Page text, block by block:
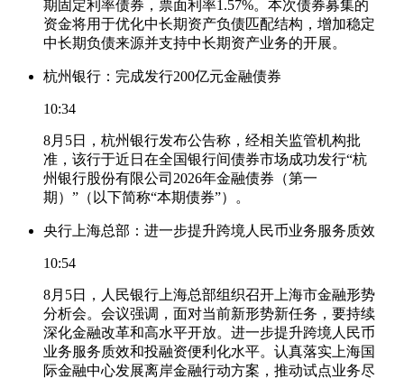
期固定利率债券，票面利率1.57%。本次债券募集的
资金将用于优化中长期资产负债匹配结构，增加稳定
中长期负债来源并支持中长期资产业务的开展。
杭州银行：完成发行200亿元金融债券
10:34
8月5日，杭州银行发布公告称，经相关监管机构批
准，该行于近日在全国银行间债券市场成功发行“杭
州银行股份有限公司2026年金融债券（第一
期）”（以下简称“本期债券”）。
央行上海总部：进一步提升跨境人民币业务服务质效
10:54
8月5日，人民银行上海总部组织召开上海市金融形势
分析会。会议强调，面对当前新形势新任务，要持续
深化金融改革和高水平开放。进一步提升跨境人民币
业务服务质效和投融资便利化水平。认真落实上海国
际金融中心发展离岸金融行动方案，推动试点业务尽